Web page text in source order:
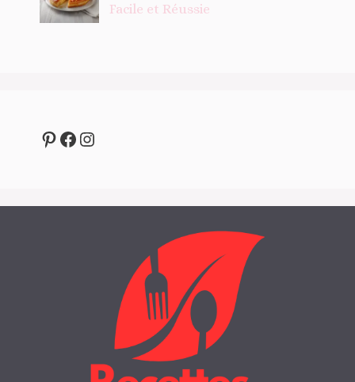
Facile et Réussie
Pinterest
Facebook
Instagram